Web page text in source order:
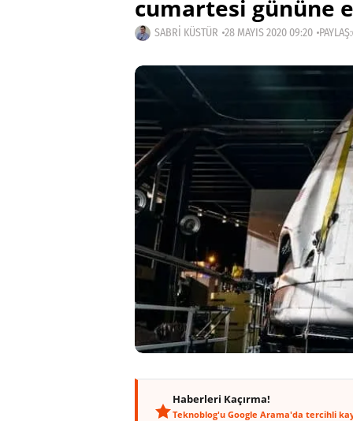
cumartesi gününe
SABRI KÜSTÜR 28 MAYIS 2020 09:20 PAYLAŞ:
Haberleri Kaçırma!
Teknoblog'u Google Arama'da tercihli